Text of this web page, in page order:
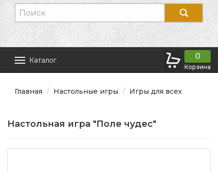
Каталог 0
Корзина
Главная Настольные игры Игры для всех
Настольная игра "Поле чудес"